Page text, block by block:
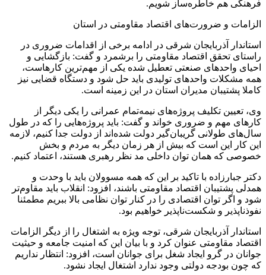
فرهنگی هم خاطره‌ساز شویم.
الزامات و ضرورت‌های اقتصاد مقاومتی در استان
استاندار آذربایجان شرقی در ادامه برخی از اقدامات ضروری در
راستای تحقق اقتصاد مقاومتی را برشمرد و گفت: بازگشایی و
احیای واحدهای صنعتی تعطیل شده یکی از مهم‌ترین کارهاست،
همه مشکلات واحدهای تولیدی باید حل شود و دستگاه قضایی نیز
کاملا پشتیبان مدیران استان در این زمینه است.
وی، تعیین تکلیف پروژه‌های نیمه‌تمام عمرانی را یکی دیگر از
کارهای مهم و ضروری خواند و گفت: باید پروژه‌هایی را که در طول
سال‌های طولانی گریبان‌گیر دولت شده‌اند از دولت جدا کنیم، لازمه
این کار این است که بیش از هر زمان دیگر به مردم و بخش
خصوصی که همان توان داخلی مد نظر رهبری هستند، اعتماد کنیم.
دکتر جبارزاده با تاکید بر این که همه مسوولان باید با وحدت و
همدلی پشتیبان اقتصاد مقاومتی باشند، افزود: انقلاب باید مقاوم‌تر
شود و اگر توان اقتصادی را در کنار توان نظامی بالا ببریم مطمئنا
نفوذناپذیر و شکست‌ناپذیر خواهیم بود.
استاندار آذربایجان شرقی، توجه ویژه به اشتغال را از دیگر الزامات
اقتصاد مقاومتی عنوان کرد و با بیان این که امنیت جامعه و حیثیت
جوانان در گرو ایجاد شغل برای جوانان است، افزود: انتظار نداریم
که چون بودجه دولتی وجود ندارد اشتغال ایجاد نشود.